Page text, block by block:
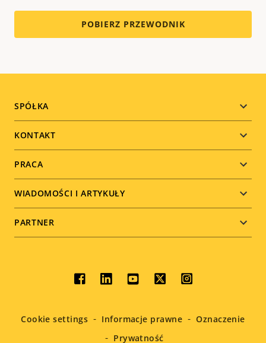
POBIERZ PRZEWODNIK
Footer
menu
SPÓŁKA
KONTAKT
PRACA
WIADOMOŚCI I ARTYKUŁY
PARTNER
Social
menu
Cookie settings Informacje prawne
Oznaczenie
Prywatność